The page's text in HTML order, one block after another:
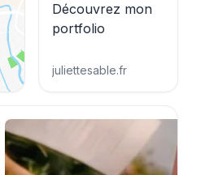
Découvrez mon
portfolio
juliettesable.fr